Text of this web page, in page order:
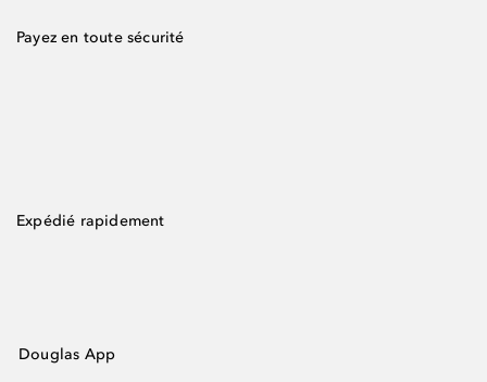
Payez en toute sécurité
Expédié rapidement
Douglas App